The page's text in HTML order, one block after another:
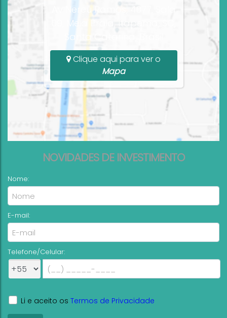
Av Nereu Ramos, 4077, Sala
09, Meia Praia, Itapema, SC,
Santa Catarina, Brasil
Clique aqui para ver o
Mapa
NOVIDADES DE INVESTIMENTO
Nome:
E-mail:
Telefone/Celular:
Li e aceito os Termos de Privacidade